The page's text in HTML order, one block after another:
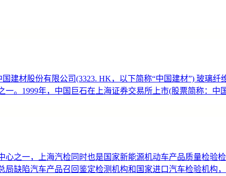
建材股份有限公司(3323. HK，以下简称“中国建材”) 玻璃
。1999年，中国巨石在上海证券交易所上市(股票简称：中
之一，上海汽检同时也是国家新能源机动车产品质量检验
缺陷汽车产品召回鉴定检测机构和国家进口汽车检验机构